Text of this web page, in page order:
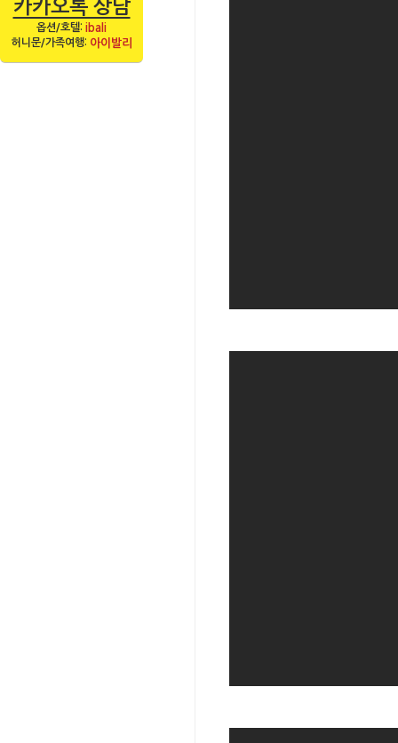
카카오톡 상담
옵션/호텔: ibali
허니문/가족여행: 아이발리